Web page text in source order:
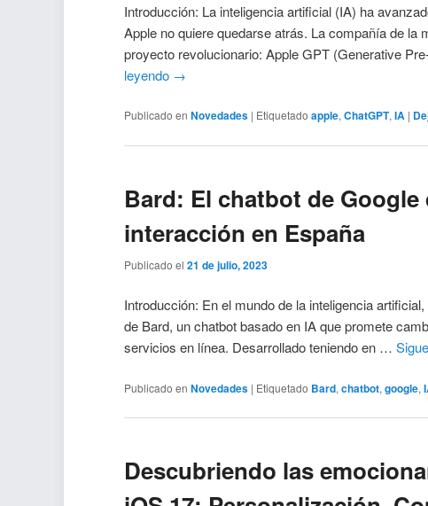
Introducción: La inteligencia artificial (IA) ha
Apple no quiere quedarse atrás. La compañía de
proyecto revolucionario: Apple GPT (Generative
leyendo →
Publicado en Novedades | Etiquetado apple,ChatGPT,IA |
Bard: El chatbot de
interacción en España
Publicado el21 de julio, 2023
Introducción: En el mundo de la inteligencia
de Bard, un chatbot basado en IA que promete
servicios en línea. Desarrollado teniendo en …
Publicado en Novedades | Etiquetado Bard,chatbot,google,
Descubriendo las